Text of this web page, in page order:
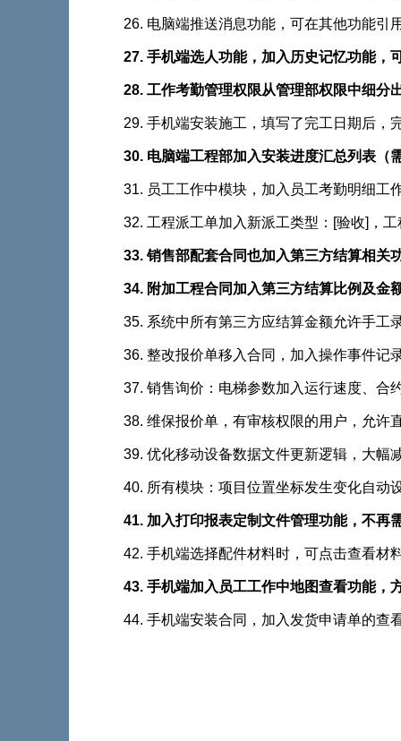
26. 电脑端推送消息功能，可在其他功能引
27. 手机端选人功能，加入历史记忆功能
28. 工作考勤管理权限从管理部权限中细分出
29. 手机端安装施工，填写了完工日期后
30. 电脑端工程部加入安装进度汇总列表（需
31. 员工工作中模块，加入员工考勤明细工
32. 工程派工单加入新派工类型：[验收]
33. 销售部配套合同也加入第三方结算相关功能
34. 附加工程合同加入第三方结算比例及金额信
35. 系统中所有第三方应结算金额允许手工
36. 整改报价单移入合同，加入操作事件记
37. 销售询价：电梯参数加入运行速度
38. 维保报价单，有审核权限的用户，
39. 优化移动设备数据文件更新逻辑，大幅
40. 所有模块：项目位置坐标发生变化自
41. 加入打印报表定制文件管理功能，不
42. 手机端选择配件材料时，可点击查看材
43. 手机端加入员工工作中地图查看功能，
44. 手机端安装合同，加入发货申请单的查